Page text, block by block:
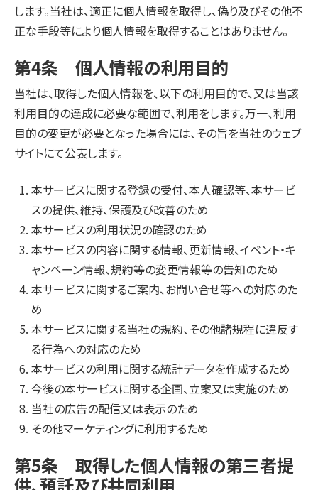
します。当社は、適正に個人情報を取得し、偽り及びその他不
正な手段等により個人情報を取得することはありません。
第4条 個人情報の利用目的
当社は、取得した個人情報を、以下の利用目的で、又は当該
利用目的の達成に必要な範囲で、利用をします。万一、利用
目的の変更が必要となった場合には、その旨を当社のウェブ
サイトにて公表します。
本サービスに関する登録の受付、本人確認等、本サービ
スの提供、維持、保護及び改善のため
本サービスの利用状況の確認のため
本サービスの内容に関する情報、更新情報、イベント・キ
ャンペーン情報、規約等の変更情報等の告知のため
本サービスに関するご案内、お問い合せ等への対応のた
め
本サービスに関する当社の規約、その他諸規程に違反す
る行為への対応のため
本サービスの利用に関する統計データを作成するため
今後の本サービスに関する企画、立案又は実施のため
当社の広告の配信又は表示のため
その他マーケティングに利用するため
第5条 取得した個人情報の第三者提
供、預託及び共同利用